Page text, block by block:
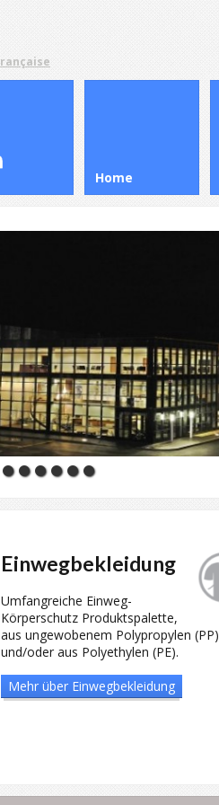
Home
Einwegbekleidung
Umfangreiche Einweg-
Körperschutz Produktspalette,
aus ungewobenem Polypropylen (PP)
und/oder aus Polyethylen (PE).
Mehr über Einwegbekleidung